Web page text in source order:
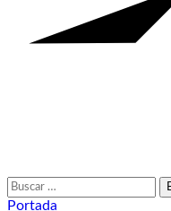
Buscar:
Portada